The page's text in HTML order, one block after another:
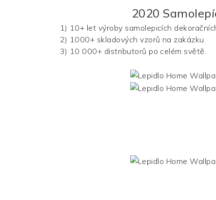
2020
1) 10+ let výroby samolepicích
2) 1000+ skladových vzorů na zakázku
3) 10 000+ distributorů po celém světě.